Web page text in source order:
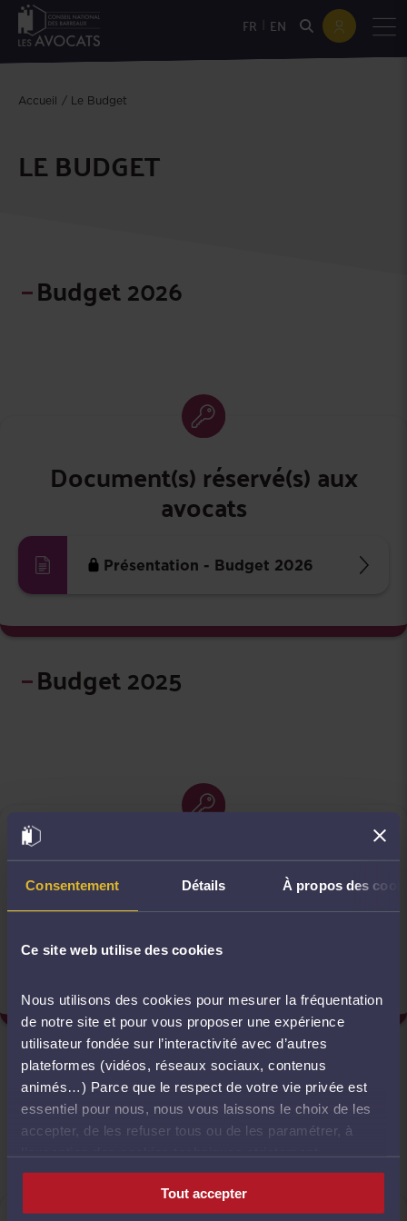
Consentement Détails À propos des
Ce site web utilise des cookies
Nous utilisons des cookies pour mesurer la fréquentation
de notre site et pour vous proposer une expérience
utilisateur fondée sur l’interactivité avec d’autres
plateformes (vidéos, réseaux sociaux, contenus
animés…) Parce que le respect de votre vie privée est
essentiel pour nous, nous vous laissons le choix de les
accepter, de les refuser tous ou de les paramétrer, à
nécessaires au fonctionnement du site.
Tout accepter
FR EN
Accueil Le Budget
LE BUDGET
Budget 2026
Document(s) réservé(s) aux
avocats
Présentation - Budget 2026
Budget 2025
Document(s) réservé(s) aux
avocats
Présentation - Budget CNB
Budget 2024